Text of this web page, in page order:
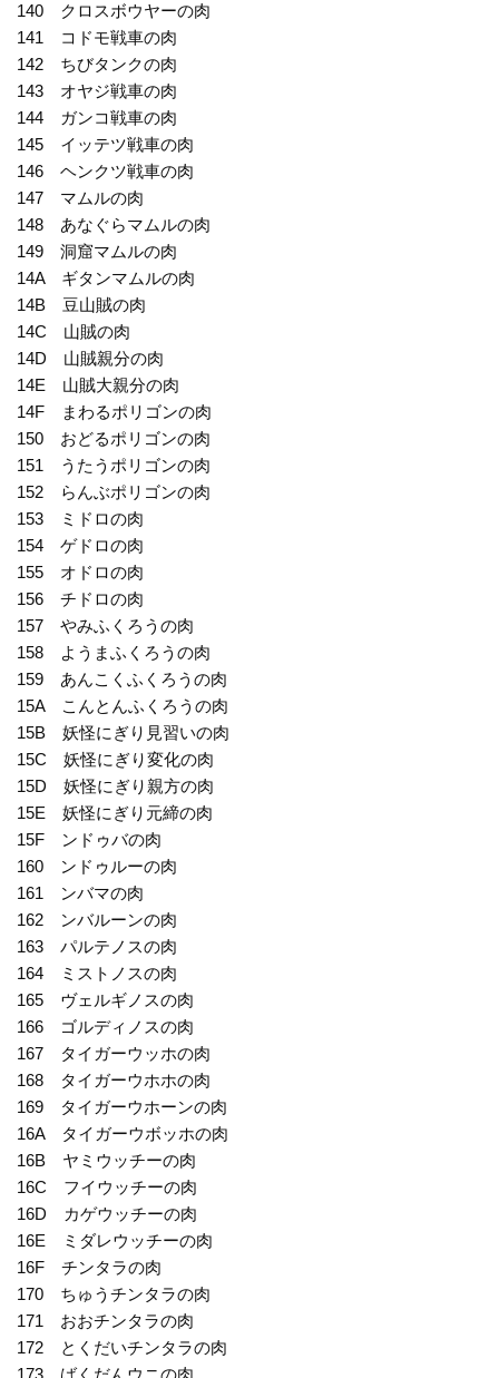
140 クロスボウヤーの肉
141 コドモ戦車の肉
142 ちびタンクの肉
143 オヤジ戦車の肉
144 ガンコ戦車の肉
145 イッテツ戦車の肉
146 ヘンクツ戦車の肉
147 マムルの肉
148 あなぐらマムルの肉
149 洞窟マムルの肉
14A ギタンマムルの肉
14B 豆山賊の肉
14C 山賊の肉
14D 山賊親分の肉
14E 山賊大親分の肉
14F まわるポリゴンの肉
150 おどるポリゴンの肉
151 うたうポリゴンの肉
152 らんぶポリゴンの肉
153 ミドロの肉
154 ゲドロの肉
155 オドロの肉
156 チドロの肉
157 やみふくろうの肉
158 ようまふくろうの肉
159 あんこくふくろうの肉
15A こんとんふくろうの肉
15B 妖怪にぎり見習いの肉
15C 妖怪にぎり変化の肉
15D 妖怪にぎり親方の肉
15E 妖怪にぎり元締の肉
15F ンドゥバの肉
160 ンドゥルーの肉
161 ンバマの肉
162 ンバルーンの肉
163 パルテノスの肉
164 ミストノスの肉
165 ヴェルギノスの肉
166 ゴルディノスの肉
167 タイガーウッホの肉
168 タイガーウホホの肉
169 タイガーウホーンの肉
16A タイガーウボッホの肉
16B ヤミウッチーの肉
16C フイウッチーの肉
16D カゲウッチーの肉
16E ミダレウッチーの肉
16F チンタラの肉
170 ちゅうチンタラの肉
171 おおチンタラの肉
172 とくだいチンタラの肉